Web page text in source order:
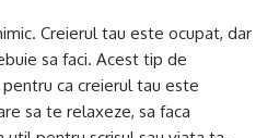
Creierul tau este ocupat, dar
sa faci. Acest tip de
ca creierul tau este
sa te relaxeze, sa faca